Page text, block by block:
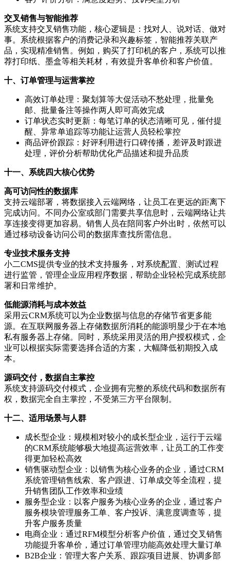
交叉销售与智能推荐
系统支持交叉销售功能，核心逻辑是：找对人、说对话、做对
事。系统根据客户的消费记录和兴趣标签，智能推荐关联产
品，实现精准销售。例如，购买了打印机的客户，系统可以推
荐打印纸、墨盒等相关耗材，有效提升客单价和客户价值。
十、订单管理与运营掌控
高效订单处理：聚划算等大促活动不愁处理，批量免
邮、批量备注等操作两人即可高效完成
订单状态实时更新：每笔订单的状态清晰可见，催付提
醒、异常单追踪等功能让运营人员轻松掌控
商品评价跟踪：好评利用进行口碑传播，差评及时跟进
处理，评价分析帮助优化产品描述和提升品质
十一、系统四大核心优势
高可访问性的数据库
支持云端部署，将数据接入云端网络，让员工在更远的距离下
完成访问。不同办公室或部门需要共享信息时，云端网络让共
享连接变得更加容易。销售人员在陪同客户外出时，依然可以
通过移动设备访问公司的数据库查找所需信息。
专业技术服务支持
小二CMS提供专业的技术支持服务，对系统配置、测试过程
进行监管，管理企业应用程序数据，帮助企业轻松完成系统部
署和日常维护。
低能源消耗与成本效益
采用云CRM系统可以为企业数据与信息的存储节省更多能
源。在互联网服务器上存储数据所消耗的能源明显少于在本地
私有服务器上存储。同时，系统采用灵活的用户授权模式，企
业可以根据实际需要选择合适的方案，大幅降低初期投入成
本。
源码交付，数据自主掌控
系统支持源码交付模式，企业拥有完整的系统代码和数据所有
权，数据完全自主掌控，不受第三方平台限制。
十二、适用场景与人群
成长型企业：规模相对较小的成长型企业，运行于云端
的CRM系统能够极大地提高运营效率，让员工的工作变
得更加轻松高效
销售驱动型企业：以销售为核心业务的企业，通过CRM
系统管理销售线索、客户跟进、订单成交等全流程，提
升销售团队工作效率和业绩
服务型企业：以客户服务为核心业务的企业，通过客户
服务模块管理服务工单、客户投诉、满意度调查等，提
升客户服务质量
电商企业：通过RFM模型分析客户价值，通过交叉销售
功能提升客单价，通过订单管理功能高效处理大量订单
B2B企业：管理大客户关系、跟踪项目进展、协调多部